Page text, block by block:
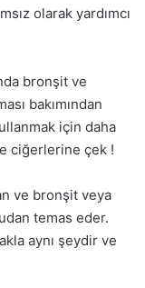
olarak yardımcı
bronşit ve
bakımından
için daha
ciğerlerine çek !
ve bronşit veya
temas eder.
aynı şeydir ve